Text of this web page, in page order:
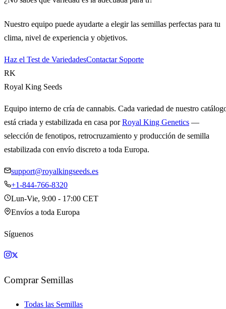
Nuestro equipo puede ayudarte a elegir las semillas perfectas para tu
clima, nivel de experiencia y objetivos.
Haz el Test de VariedadesContactar Soporte
RK
Royal King Seeds
Equipo interno de cría de cannabis. Cada variedad de nuestro
está criada y estabilizada en casa porRoyal King Genetics —
selección de fenotipos, retrocruzamiento y producción de semilla
estabilizada con envío discreto a toda Europa.
support@royalkingseeds.es
+1-844-766-8320
Lun-Vie, 9:00 - 17:00 CET
Envíos a toda Europa
Síguenos
Comprar Semillas
Todas las Semillas